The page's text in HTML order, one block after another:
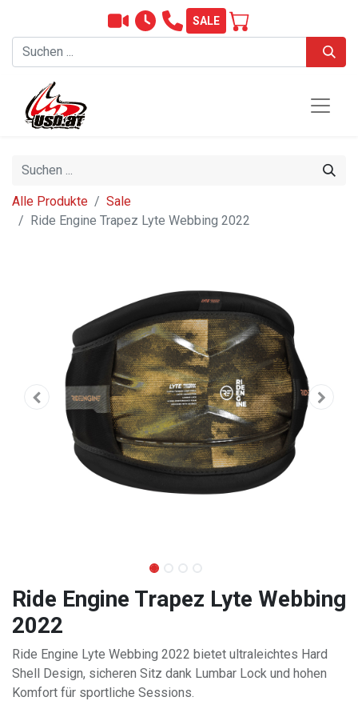
SALE
Alle Produkte
Sale
Ride Engine Trapez Lyte Webbing 2022
Ride Engine Trapez Lyte Webbing
2022
Ride Engine Lyte Webbing 2022 bietet ultraleichtes Hard
Shell Design, sicheren Sitz dank Lumbar Lock und hohen
Komfort für sportliche Sessions.